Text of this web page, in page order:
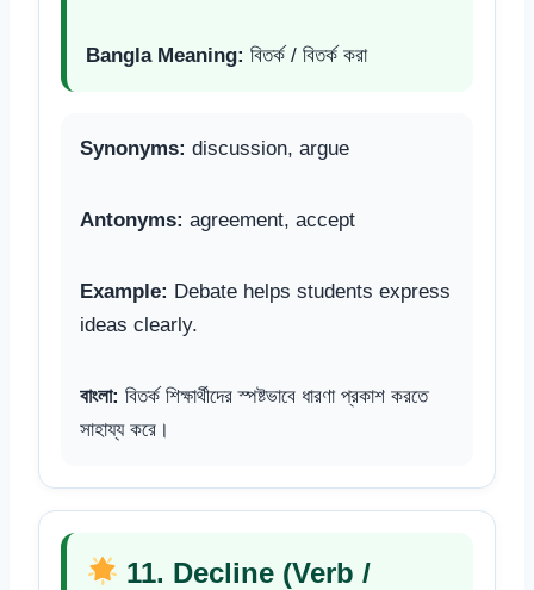
Bangla Meaning: বিতর্ক / বিতর্ক করা
Synonyms: discussion, argue
Antonyms: agreement, accept
Example: Debate helps students express
ideas clearly.
বাংলা: বিতর্ক শিক্ষার্থীদের স্পষ্টভাবে ধারণা প্রকাশ করতে
সাহায্য করে।
11. Decline (Verb /